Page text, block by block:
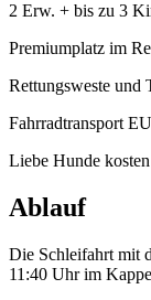
2 Erw. + bis zu 3
Premiumplatz im
Rettungsweste und
Fahrradtransport
Liebe Hunde
Ablauf
Die Schleifahrt mit
11:40 Uhr im